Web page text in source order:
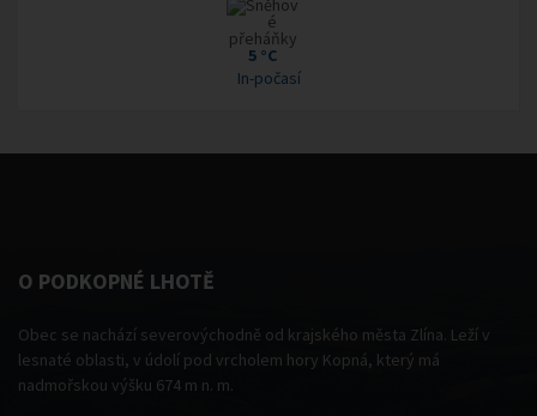
5 °C
In-počasí
O PODKOPNÉ LHOTĚ
Obec se nachází severovýchodně od krajského města Zlína. Leží v
lesnaté oblasti, v údolí pod vrcholem hory Kopná, který má
nadmořskou výšku 674 m n. m.